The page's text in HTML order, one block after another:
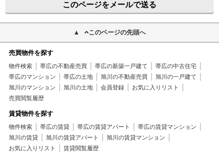
このページをメールで送る
このページの先頭へ
売買物件を探す
物件検索 帯広の不動産売買 帯広の新築一戸建て
帯広の中古住宅
帯広のマンション
帯広の土地 旭川の不動産売買
旭川の一戸建て
旭川のマンション
旭川の土地 会員登録
お気に入りリスト
売買閲覧履歴
賃貸物件を探す
物件検索 帯広の賃貸 帯広の賃貸アパート
帯広の賃貸マンション
旭川の賃貸
旭川の賃貸アパート
旭川の賃貸マンション
お気に入りリスト
賃貸閲覧履歴